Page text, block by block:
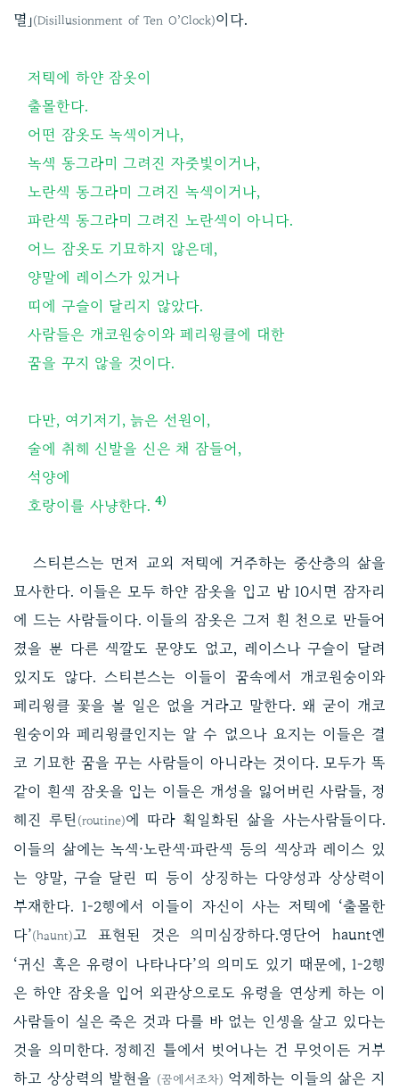
멸」(Disillusionment of Ten O’Clock)이다.
저택에 하얀 잠옷이
출몰한다.
어떤 잠옷도 녹색이거나,
녹색 동그라미 그려진 자줏빛이거나,
노란색 동그라미 그려진 녹색이거나,
파란색 동그라미 그려진 노란색이 아니다.
어느 잠옷도 기묘하지 않은데,
양말에 레이스가 있거나
띠에 구슬이 달리지 않았다.
사람들은 개코원숭이와 페리윙클에 대한
꿈을 꾸지 않을 것이다.
다만, 여기저기, 늙은 선원이,
술에 취해 신발을 신은 채 잠들어,
석양에
호랑이를 사냥한다. 4)
스티븐스는 먼저 교외 저택에 거주하는 중산층의 삶을
묘사한다. 이들은 모두 하얀 잠옷을 입고 밤 10시면 잠자리
에 드는 사람들이다. 이들의 잠옷은 그저 흰 천으로 만들어
졌을 뿐 다른 색깔도 문양도 없고, 레이스나 구슬이 달려
있지도 않다. 스티븐스는 이들이 꿈속에서 개코원숭이와
페리윙클 꽃을 볼 일은 없을 거라고 말한다. 왜 굳이 개코
원숭이와 페리윙클인지는 알 수 없으나 요지는 이들은 결
코 기묘한 꿈을 꾸는 사람들이 아니라는 것이다. 모두가 똑
같이 흰색 잠옷을 입는 이들은 개성을 잃어버린 사람들, 정
해진 루틴 (routine)에 따라 획일화된 삶을 사는사람들이다.
이들의 삶에는 녹색·노란색·파란색 등의 색상과 레이스 있
는 양말, 구슬 달린 띠 등이 상징하는 다양성과 상상력이
부재한다. 1-2행에서 이들이 자신이 사는 저택에 ‘출몰한
다’(haunt) 고 표현된 것은 의미심장하다.영단어 haunt엔
‘귀신 혹은 유령이 나타나다’의 의미도 있기 때문에, 1-2행
은 하얀 잠옷을 입어 외관상으로도 유령을 연상케 하는 이
사람들이 실은 죽은 것과 다를 바 없는 인생을 살고 있다는
것을 의미한다. 정해진 틀에서 벗어나는 건 무엇이든 거부
하고 상상력의 발현을 (꿈에서조차) 억제하는 이들의 삶은 지